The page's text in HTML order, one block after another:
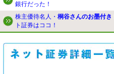
銀行だった！
株主優待名人・ 桐谷さんのお墨付き
ト証券はココ！